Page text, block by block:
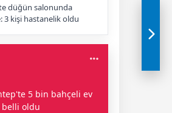
düğün salonunda
3 kişi hastanelik oldu
5 bin bahçeli ev
oldu